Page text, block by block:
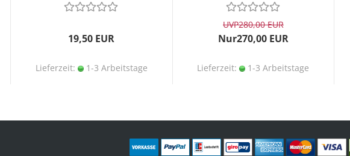
19,50 EUR
Lieferzeit: 1-3 Arbeitstage
UVP280,00 EUR
Nur270,00 EUR
Lieferzeit: 1-3 Arbeitstage